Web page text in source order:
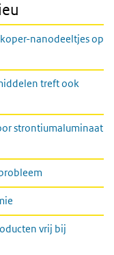
nanodeeltjes op
treft ook
strontiumaluminaat
vrij bij